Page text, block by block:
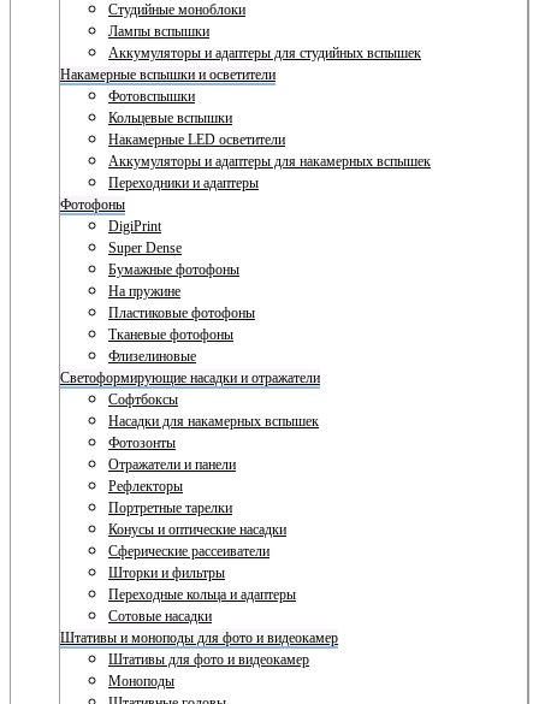
Студийные моноблоки
Лампы вспышки
Аккумуляторы и адаптеры для студийных вспышек
Накамерные вспышки и осветители
Фотовспышки
Кольцевые вспышки
Накамерные LED осветители
Аккумуляторы и адаптеры для накамерных вспышек
Переходники и адаптеры
Фотофоны
DigiPrint
Super Dense
Бумажные фотофоны
На пружине
Пластиковые фотофоны
Тканевые фотофоны
Флизелиновые
Светоформирующие насадки и отражатели
Софтбоксы
Насадки для накамерных вспышек
Фотозонты
Отражатели и панели
Рефлекторы
Портретные тарелки
Конусы и оптические насадки
Сферические рассеиватели
Шторки и фильтры
Переходные кольца и адаптеры
Сотовые насадки
Штативы и моноподы для фото и видеокамер
Штативы для фото и видеокамер
Моноподы